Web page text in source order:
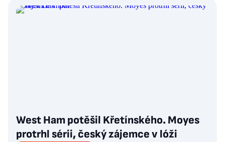
West Ham potěšil Křetínského. Moyes
protrhl sérii, český zájemce v lóži